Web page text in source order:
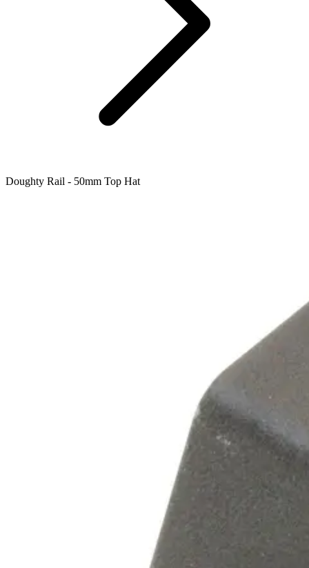
Doughty Rail - 50mm Top Hat